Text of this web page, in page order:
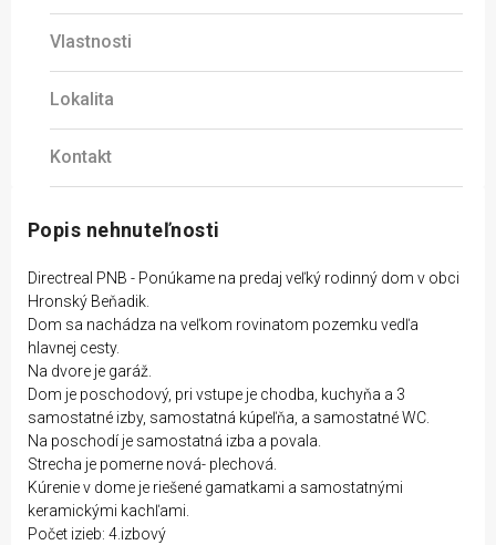
Vlastnosti
Lokalita
Kontakt
Popis nehnuteľnosti
Directreal PNB - Ponúkame na predaj veľký rodinný dom v obci
Hronský Beňadik.
Dom sa nachádza na veľkom rovinatom pozemku vedľa
hlavnej cesty.
Na dvore je garáž.
Dom je poschodový, pri vstupe je chodba, kuchyňa a 3
samostatné izby, samostatná kúpeľňa, a samostatné WC.
Na poschodí je samostatná izba a povala.
Strecha je pomerne nová- plechová.
Kúrenie v dome je riešené gamatkami a samostatnými
keramickými kachľami.
Počet izieb: 4.izbový